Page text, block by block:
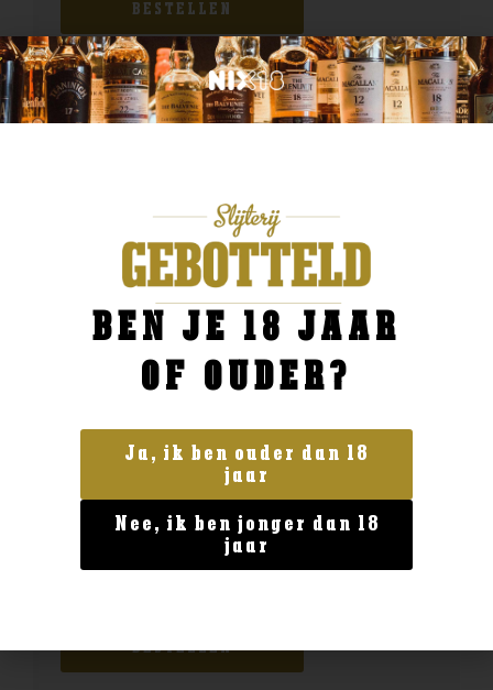
BESTELLEN
Geen categorie
Kuyper wild strawberry 0.5
BESTELLEN
BEN JE 18 JAAR
OF OUDER?
Ja, ik ben ouder dan 18
jaar
Nee, ik ben jonger dan 18
jaar